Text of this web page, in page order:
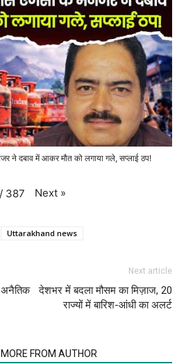
ने दबाव में आकर मौत को लगाया गले, सप्लाई ठप!
/ 387 Next »
Uttarakhand news
अनैतिक
Next article
देशभर में बदला मौसम का मिज़ाज, 20
राज्यों में बारिश-आंधी का अलर्ट
MORE FROM AUTHOR